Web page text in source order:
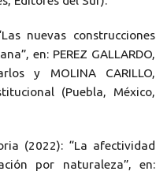
nuevas construcciones
en: PEREZ GALLARDO,
y MOLINA CARILLO,
(Puebla, México,
(2022): “La afectividad
por naturaleza”, en: